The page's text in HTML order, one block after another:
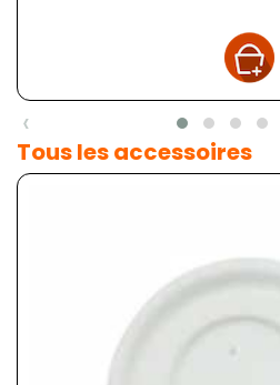
‹
Tous les accessoires